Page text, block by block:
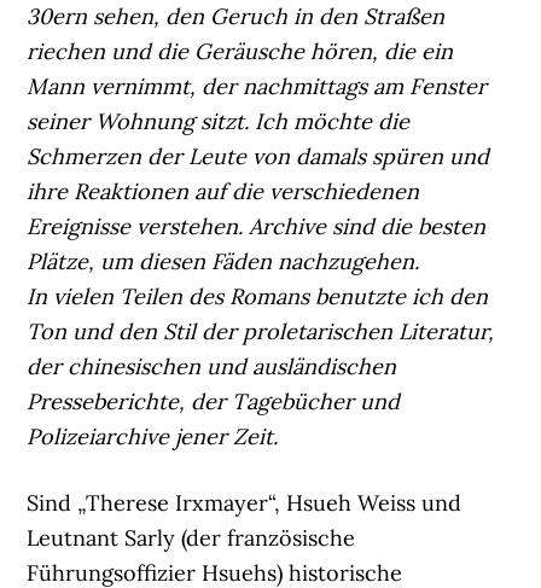
30ern sehen, den Geruch in den Straßen
riechen und die Geräusche hören, die ein
Mann vernimmt, der nachmittags am Fenster
seiner Wohnung sitzt. Ich möchte die
Schmerzen der Leute von damals spüren und
ihre Reaktionen auf die verschiedenen
Ereignisse verstehen. Archive sind die besten
Plätze, um diesen Fäden nachzugehen.
In vielen Teilen des Romans benutzte ich den
Ton und den Stil der proletarischen Literatur,
der chinesischen und ausländischen
Presseberichte, der Tagebücher und
Polizeiarchive jener Zeit.
Sind „Therese Irxmayer“, Hsueh Weiss und
Leutnant Sarly (der französische
Führungsoffizier Hsuehs) historische